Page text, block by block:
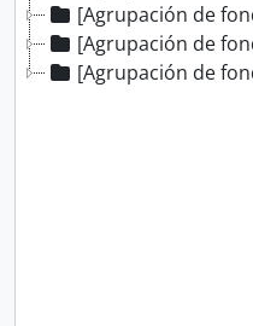
[Agrupación de
[Agrupación de
[Agrupación de